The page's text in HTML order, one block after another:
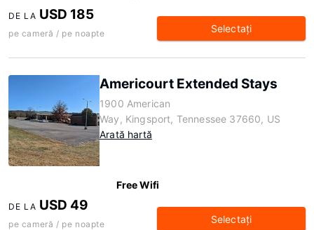
DE LA USD 185
pe cameră / pe noapte Selectaţi
Americourt Extended Stays
1900 American
Way, Kingsport, Tennessee 37660, US
Arată hartă
Free Wifi
DE LA USD 49
pe cameră / pe noapte Selectaţi